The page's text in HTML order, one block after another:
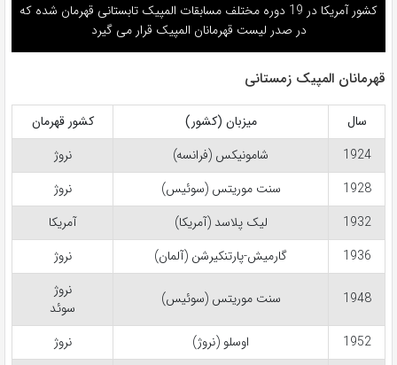
کشور آمریکا در 19 دوره مختلف مسابقات المپیک تابستانی قهرمان شده که
در صدر لیست قهرمانان المپیک قرار می گیرد
قهرمانان المپیک زمستانی
سال میزبان (کشور) کشور قهرمان
1924
شامونیکس (فرانسه)
نروژ
1928
سنت موریتس (سوئیس)
نروژ
1932
لیک پلاسد (آمریکا)
آمریکا
1936
گارمیش-پارتنکیرشن (آلمان) نروژ
1948 سنت موریتس (سوئیس)
نروژ
سوئد
1952
اوسلو (نروژ)
نروژ